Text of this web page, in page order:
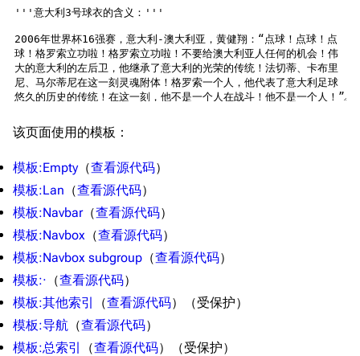
特殊页面
上传文件
战斗机制
港区系统
勋章
音乐
提督府
宿舍与家具
餐厅与料理
浴室
学院与战术
杂学考据
历代登录界面
术语词典
特殊成就
物品道具
舰娘对话小剧场
舰船造船厂一览
游戏动态
该页面使用的模板：
模板:Empty ​（查看源代码）​
模板:Lan ​（查看源代码）​
模板:Navbar​（查看源代码）​
模板:Navbox ​（查看源代码）​
模板:Navbox subgroup ​（查看源代码）​
模板:· ​（查看源代码）​
模板:其他索引
​（查看源代码）​（受保护）
模板:导航 ​（查看源代码）​
模板:总索引
​（查看源代码）​（受保护）